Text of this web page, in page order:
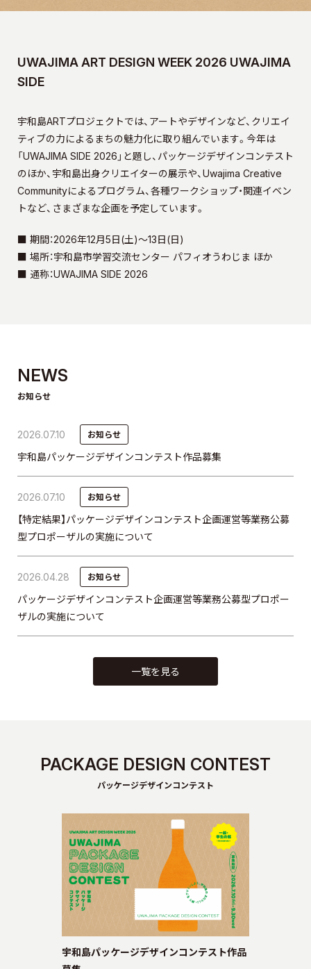
UWAJIMA ART DESIGN WEEK 2026 UWAJIMA
SIDE
宇和島ARTプロジェクトでは、アートやデザインなど、クリエイ
ティブの力によるまちの魅力化に取り組んでいます。今年は
「UWAJIMA SIDE 2026」と題し、パッケージデザインコンテスト
のほか、宇和島出身クリエイターの展示や、Uwajima Creative
Communityによるプログラム、各種ワークショップ・関連イベン
トなど、さまざまな企画を予定しています。
■ 期間：2026年12月5日(土)～13日(日)
■ 場所：宇和島市学習交流センター パフィオうわじま ほか
■ 通称：UWAJIMA SIDE 2026
NEWS
お知らせ
2026.07.10 お知らせ
宇和島パッケージデザインコンテスト作品募集
2026.07.10 お知らせ
【特定結果】パッケージデザインコンテスト企画運営等業務公募
型プロポーザルの実施について
2026.04.28 お知らせ
パッケージデザインコンテスト企画運営等業務公募型プロポー
ザルの実施について
一覧を見る
PACKAGE DESIGN CONTEST
パッケージデザインコンテスト
宇和島パッケージデザインコンテスト作品